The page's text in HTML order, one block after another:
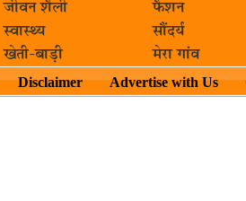
जीवन शैली
फैशन
स्वास्थ्य
सौंदर्य
खेती-बाड़ी मेरा गांव
Disclaimer Advertise with Us